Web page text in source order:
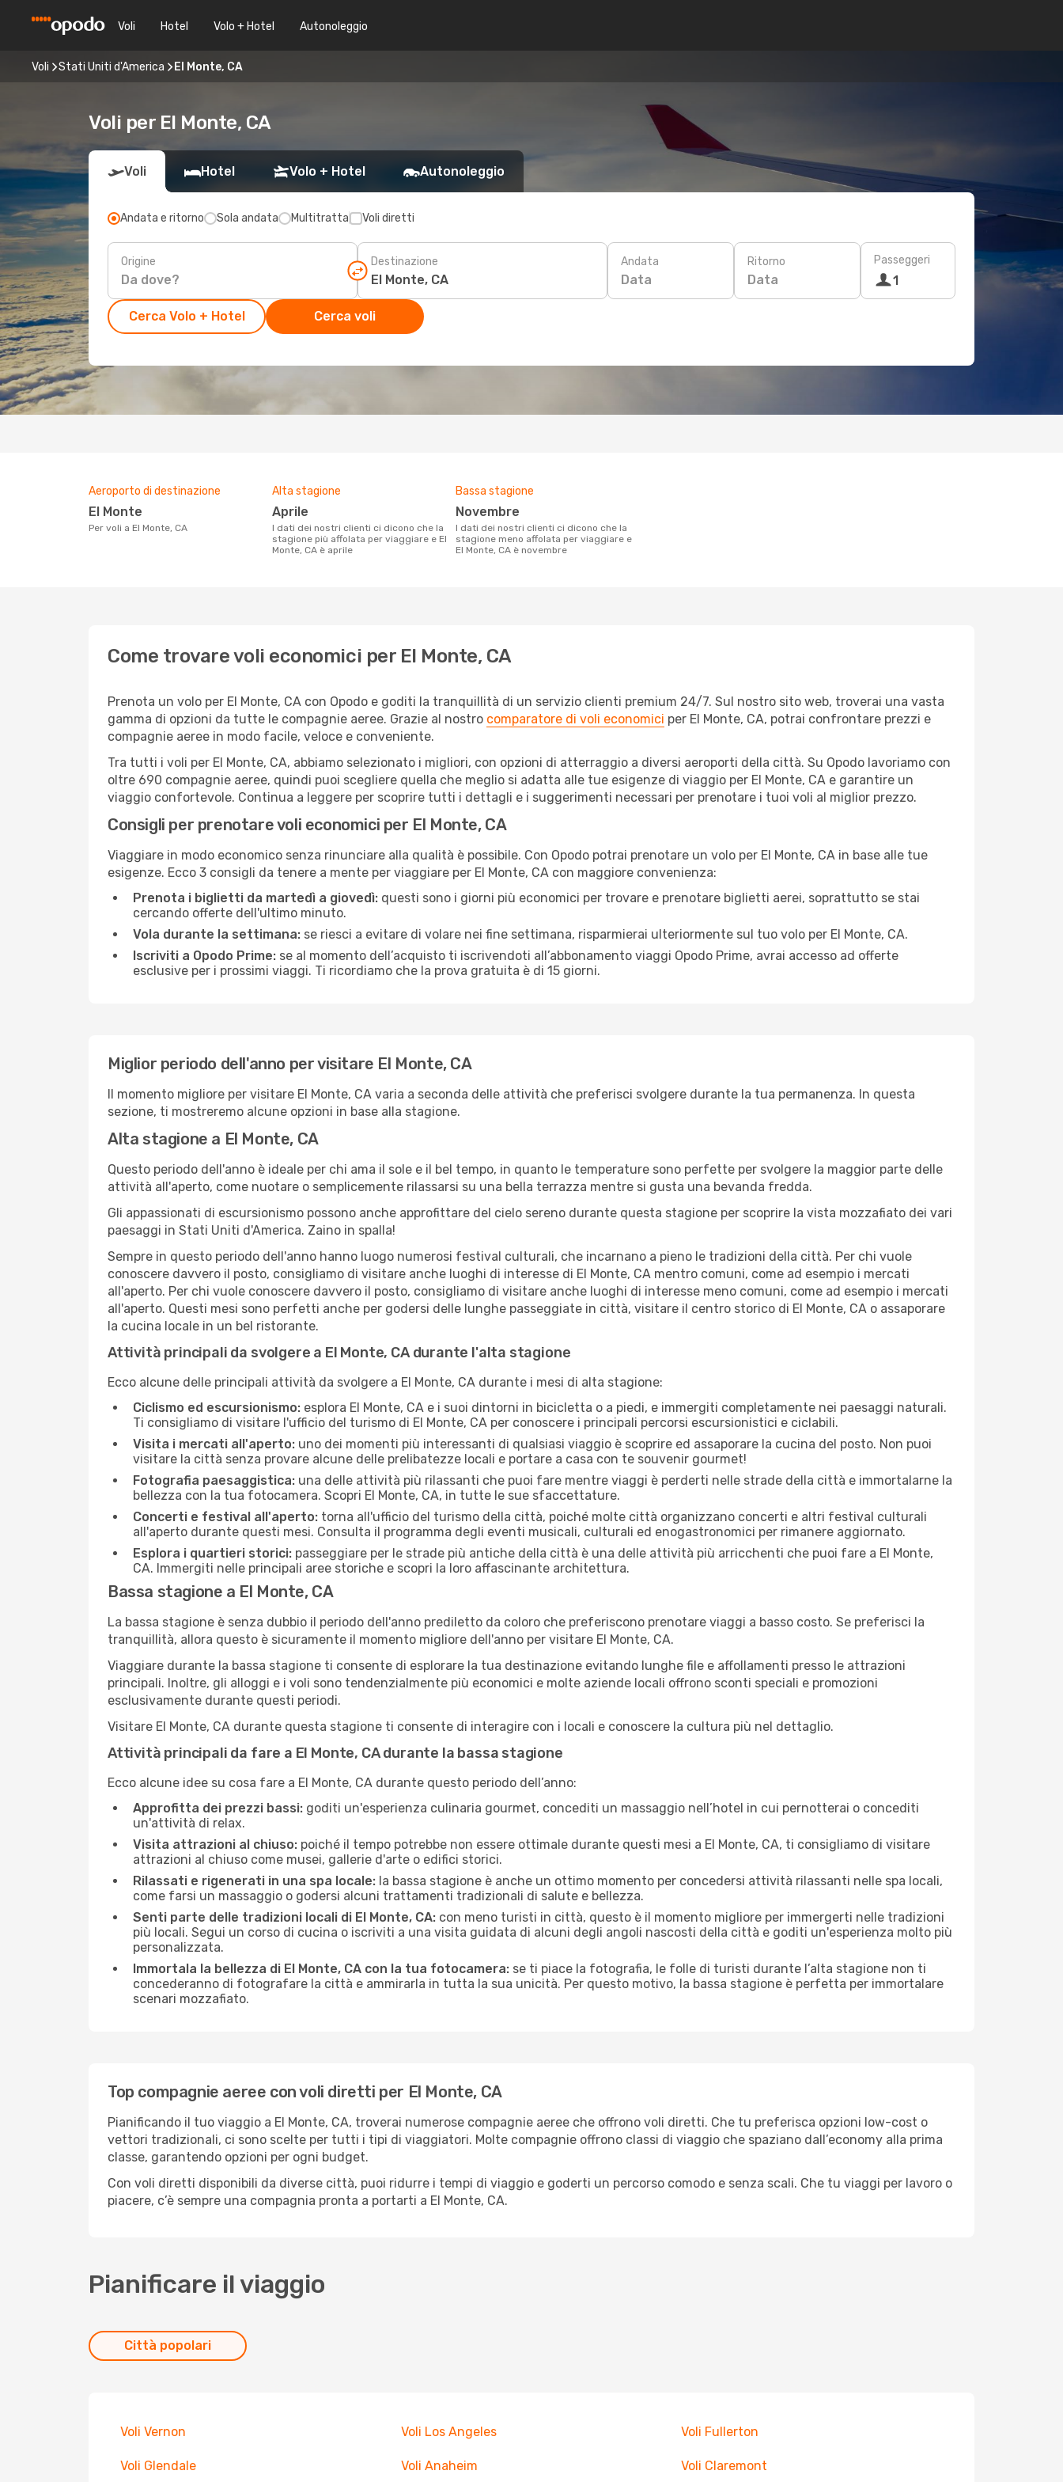
Voli Hotel Volo + Hotel Autonoleggio
Voli Stati Uniti d'America El Monte, CA
Voli per El Monte, CA
Voli Hotel Volo + Hotel Autonoleggio
Andata e ritorno Sola andata Multitratta Voli diretti
Origine Destinazione Andata
Data
Ritorno
Data
Passeggeri
1
Cerca Volo + Hotel Cerca voli
Aeroporto di destinazione
El Monte
Per voli a El Monte, CA
Alta stagione
aprile
I dati dei nostri clienti ci dicono che la
stagione più affolata per viaggiare e El
Monte, CA è aprile
Bassa stagione
novembre
I dati dei nostri clienti ci dicono che la
stagione meno affolata per viaggiare e
El Monte, CA è novembre
Come trovare voli economici per El Monte, CA
Prenota un volo per El Monte, CA con Opodo e goditi la tranquillità di un servizio clienti premium 24/7. Sul nostro sito web, troverai una vasta
gamma di opzioni da tutte le compagnie aeree. Grazie al nostro comparatore di voli economici per El Monte, CA, potrai confrontare prezzi e
compagnie aeree in modo facile, veloce e conveniente.
Tra tutti i voli per El Monte, CA, abbiamo selezionato i migliori, con opzioni di atterraggio a diversi aeroporti della città. Su Opodo lavoriamo con
oltre 690 compagnie aeree, quindi puoi scegliere quella che meglio si adatta alle tue esigenze di viaggio per El Monte, CA e garantire un
viaggio confortevole. Continua a leggere per scoprire tutti i dettagli e i suggerimenti necessari per prenotare i tuoi voli al miglior prezzo.
Consigli per prenotare voli economici per El Monte, CA
Viaggiare in modo economico senza rinunciare alla qualità è possibile. Con Opodo potrai prenotare un volo per El Monte, CA in base alle tue
esigenze. Ecco 3 consigli da tenere a mente per viaggiare per El Monte, CA con maggiore convenienza:
Prenota i biglietti da martedì a giovedì: questi sono i giorni più economici per trovare e prenotare biglietti aerei, soprattutto se stai
cercando offerte dell'ultimo minuto.
Vola durante la settimana: se riesci a evitare di volare nei fine settimana, risparmierai ulteriormente sul tuo volo per El Monte, CA.
Iscriviti a Opodo Prime: se al momento dell’acquisto ti iscrivendoti all’abbonamento viaggi Opodo Prime, avrai accesso ad offerte
esclusive per i prossimi viaggi. Ti ricordiamo che la prova gratuita è di 15 giorni.
Miglior periodo dell'anno per visitare El Monte, CA
Il momento migliore per visitare El Monte, CA varia a seconda delle attività che preferisci svolgere durante la tua permanenza. In questa
sezione, ti mostreremo alcune opzioni in base alla stagione.
Alta stagione a El Monte, CA
Questo periodo dell'anno è ideale per chi ama il sole e il bel tempo, in quanto le temperature sono perfette per svolgere la maggior parte delle
attività all'aperto, come nuotare o semplicemente rilassarsi su una bella terrazza mentre si gusta una bevanda fredda.
Gli appassionati di escursionismo possono anche approfittare del cielo sereno durante questa stagione per scoprire la vista mozzafiato dei vari
paesaggi in Stati Uniti d'America. Zaino in spalla!
Sempre in questo periodo dell'anno hanno luogo numerosi festival culturali, che incarnano a pieno le tradizioni della città. Per chi vuole
conoscere davvero il posto, consigliamo di visitare anche luoghi di interesse di El Monte, CA mentro comuni, come ad esempio i mercati
all'aperto. Per chi vuole conoscere davvero il posto, consigliamo di visitare anche luoghi di interesse meno comuni, come ad esempio i mercati
all'aperto. Questi mesi sono perfetti anche per godersi delle lunghe passeggiate in città, visitare il centro storico di El Monte, CA o assaporare
la cucina locale in un bel ristorante.
Attività principali da svolgere a El Monte, CA durante l'alta stagione
Ecco alcune delle principali attività da svolgere a El Monte, CA durante i mesi di alta stagione:
Ciclismo ed escursionismo: esplora El Monte, CA e i suoi dintorni in bicicletta o a piedi, e immergiti completamente nei paesaggi naturali.
Ti consigliamo di visitare l'ufficio del turismo di El Monte, CA per conoscere i principali percorsi escursionistici e ciclabili.
Visita i mercati all'aperto: uno dei momenti più interessanti di qualsiasi viaggio è scoprire ed assaporare la cucina del posto. Non puoi
visitare la città senza provare alcune delle prelibatezze locali e portare a casa con te souvenir gourmet!
Fotografia paesaggistica: una delle attività più rilassanti che puoi fare mentre viaggi è perderti nelle strade della città e immortalarne la
bellezza con la tua fotocamera. Scopri El Monte, CA, in tutte le sue sfaccettature.
Concerti e festival all'aperto: torna all'ufficio del turismo della città, poiché molte città organizzano concerti e altri festival culturali
all'aperto durante questi mesi. Consulta il programma degli eventi musicali, culturali ed enogastronomici per rimanere aggiornato.
Esplora i quartieri storici: passeggiare per le strade più antiche della città è una delle attività più arricchenti che puoi fare a El Monte,
CA. Immergiti nelle principali aree storiche e scopri la loro affascinante architettura.
Bassa stagione a El Monte, CA
La bassa stagione è senza dubbio il periodo dell'anno prediletto da coloro che preferiscono prenotare viaggi a basso costo. Se preferisci la
tranquillità, allora questo è sicuramente il momento migliore dell'anno per visitare El Monte, CA.
Viaggiare durante la bassa stagione ti consente di esplorare la tua destinazione evitando lunghe file e affollamenti presso le attrazioni
principali. Inoltre, gli alloggi e i voli sono tendenzialmente più economici e molte aziende locali offrono sconti speciali e promozioni
esclusivamente durante questi periodi.
Visitare El Monte, CA durante questa stagione ti consente di interagire con i locali e conoscere la cultura più nel dettaglio.
Attività principali da fare a El Monte, CA durante la bassa stagione
Ecco alcune idee su cosa fare a El Monte, CA durante questo periodo dell’anno:
Approfitta dei prezzi bassi: goditi un'esperienza culinaria gourmet, concediti un massaggio nell’hotel in cui pernotterai o concediti
un'attività di relax.
Visita attrazioni al chiuso: poiché il tempo potrebbe non essere ottimale durante questi mesi a El Monte, CA, ti consigliamo di visitare
attrazioni al chiuso come musei, gallerie d'arte o edifici storici.
Rilassati e rigenerati in una spa locale: la bassa stagione è anche un ottimo momento per concedersi attività rilassanti nelle spa locali,
come farsi un massaggio o godersi alcuni trattamenti tradizionali di salute e bellezza.
Senti parte delle tradizioni locali di El Monte, CA: con meno turisti in città, questo è il momento migliore per immergerti nelle tradizioni
più locali. Segui un corso di cucina o iscriviti a una visita guidata di alcuni degli angoli nascosti della città e goditi un'esperienza molto più
personalizzata.
Immortala la bellezza di El Monte, CA con la tua fotocamera: se ti piace la fotografia, le folle di turisti durante l’alta stagione non ti
concederanno di fotografare la città e ammirarla in tutta la sua unicità. Per questo motivo, la bassa stagione è perfetta per immortalare
scenari mozzafiato.
Top compagnie aeree con voli diretti per El Monte, CA
Pianificando il tuo viaggio a El Monte, CA, troverai numerose compagnie aeree che offrono voli diretti. Che tu preferisca opzioni low-cost o
vettori tradizionali, ci sono scelte per tutti i tipi di viaggiatori. Molte compagnie offrono classi di viaggio che spaziano dall’economy alla prima
classe, garantendo opzioni per ogni budget.
Con voli diretti disponibili da diverse città, puoi ridurre i tempi di viaggio e goderti un percorso comodo e senza scali. Che tu viaggi per lavoro o
piacere, c’è sempre una compagnia pronta a portarti a El Monte, CA.
Pianificare il viaggio
Città popolari
Voli Vernon Voli Los Angeles Voli Fullerton
Voli Glendale Voli Anaheim Voli Claremont